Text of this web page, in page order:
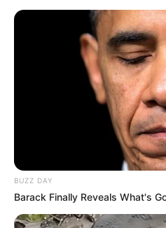
BUZZ DAY
Barack Finally Reveals What's